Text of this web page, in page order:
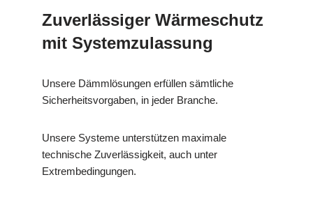
Zuverlässiger Wärmeschutz
mit Systemzulassung
Unsere Dämmlösungen erfüllen sämtliche
Sicherheitsvorgaben, in jeder Branche.
Unsere Systeme unterstützen maximale
technische Zuverlässigkeit, auch unter
Extrembedingungen.